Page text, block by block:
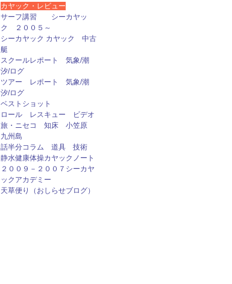
カヤック・レビュー
サーフ講習 シーカヤッ
ク ２００５～
シーカヤック カヤック 中古
艇
スクールレポート 気象/潮
汐/ログ
ツアー レポート 気象/潮
汐/ログ
ベストショット
ロール レスキュー ビデオ
旅・ニセコ 知床 小笠原
九州島
話半分コラム 道具 技術
静水健康体操カヤックノート
２００９－２００７シーカヤ
ックアカデミー
天草便り（おしらせブログ）